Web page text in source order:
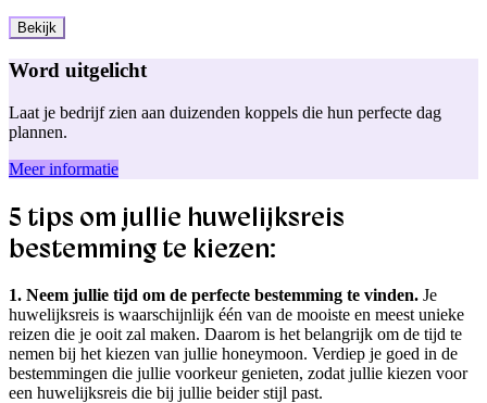
Bekijk
Word uitgelicht
Laat je bedrijf zien aan duizenden koppels die hun perfecte dag
plannen.
Meer informatie
5 tips om jullie huwelijksreis
bestemming te kiezen:
1. Neem jullie tijd om de perfecte bestemming te vinden. Je
huwelijksreis is waarschijnlijk één van de mooiste en meest unieke
reizen die je ooit zal maken. Daarom is het belangrijk om de tijd te
nemen bij het kiezen van jullie honeymoon. Verdiep je goed in de
bestemmingen die jullie voorkeur genieten, zodat jullie kiezen voor
een huwelijksreis die bij jullie beider stijl past.